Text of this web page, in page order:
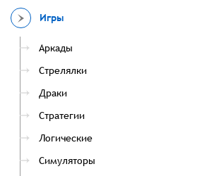
Игры
Аркады
Стрелялки
Драки
Стратегии
Логические
Симуляторы